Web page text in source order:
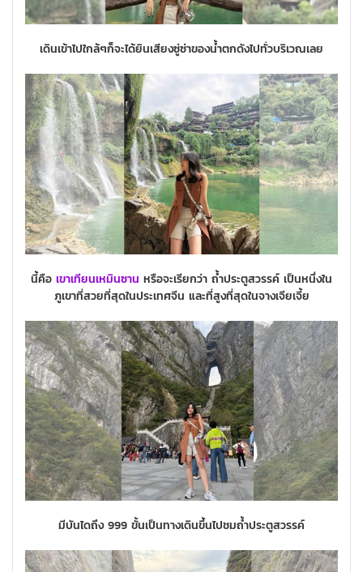
เดินเข้าไปใกล้ๆก็จะได้ยินเสียงซู่ซ่าของน้ำตกดังไปทั่วบริเวณเลย
นี้คือ เขาเทียนเหมินซาน หรือจะเรียกว่า ถ้ำประตูสวรรค์ เป็นหนึ่งใน
ภูเขาที่สวยที่สุดในประเทศจีน และที่สูงที่สุดในจางเจียเจี้ย
มีบันไดถึง 999 ขั้นเป็นทางเดินขึ้นไปชมถ้ำประตูสวรรค์